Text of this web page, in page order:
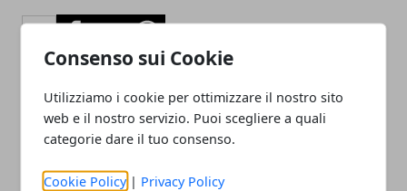
Consenso sui Cookie
Utilizziamo i cookie per ottimizzare il nostro sito
web e il nostro servizio. Puoi scegliere a quali
categorie dare il tuo consenso.
Cookie Policy | Privacy Policy
Facebook
TwitterWhatsapp
Articolo Precedente
Labrador: protagonista
Articolo Successivo